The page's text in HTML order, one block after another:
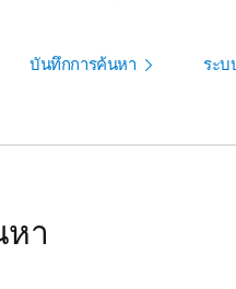
บันทึกการค้นหา ระบ
หา